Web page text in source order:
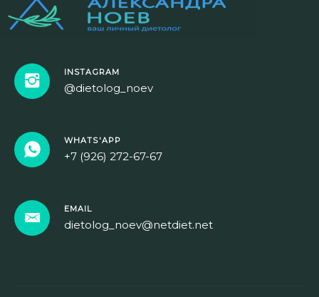
INSTAGRAM
@dietolog_noev
WHATS'APP
+7 (926) 272-67-67
EMAIL
dietolog_noev@netdiet.net